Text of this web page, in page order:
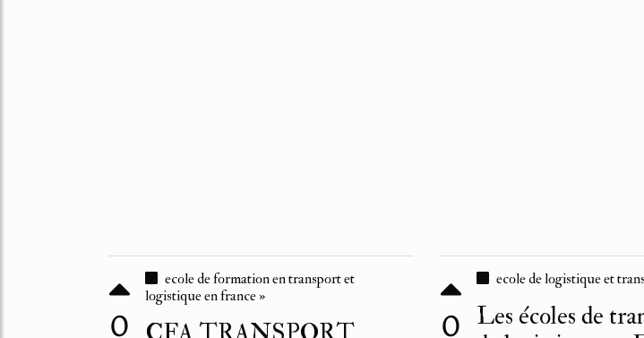
0
ecole de formation en transport et
logistique en france »
0
ecole de logistique et
Les écoles de